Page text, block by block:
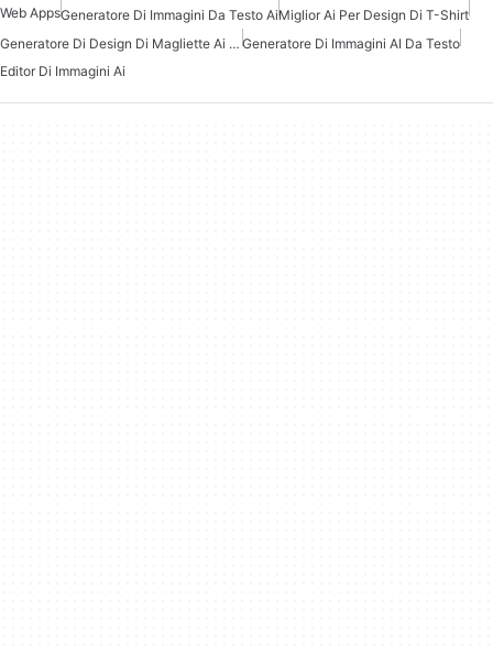
Web AppsGeneratore Di Immagini Da Testo AiMiglior Ai Per Design Di T-Shirt
Generatore Di Design Di Magliette Ai Gratuito Generatore Di Immagini AI Da Testo
Editor Di Immagini Ai